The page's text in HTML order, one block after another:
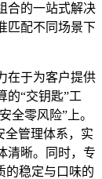
合的一站式解决
匹配不同场景下
在于为客户提供
的“交钥匙”工
全零风险”上。
全管理体系，实
清晰。同时，专
的稳定与口味的